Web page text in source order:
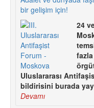
bir gelişim için!
24
Uluslararası
bildirisini burada
Devamı